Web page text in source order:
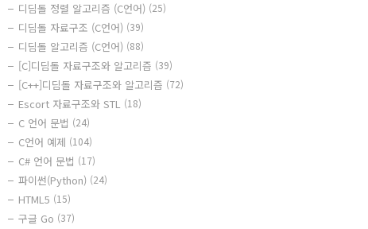
디딤돌 정렬 알고리즘 (C언어) (25)
디딤돌 자료구조 (C언어) (39)
디딤돌 알고리즘 (C언어) (88)
[C]디딤돌 자료구조와 알고리즘 (39)
[C++]디딤돌 자료구조와 알고리즘 (72)
Escort 자료구조와 STL (18)
C 언어 문법 (24)
C언어 예제 (104)
C# 언어 문법 (17)
파이썬(Python) (24)
HTML5 (15)
구글 Go (37)